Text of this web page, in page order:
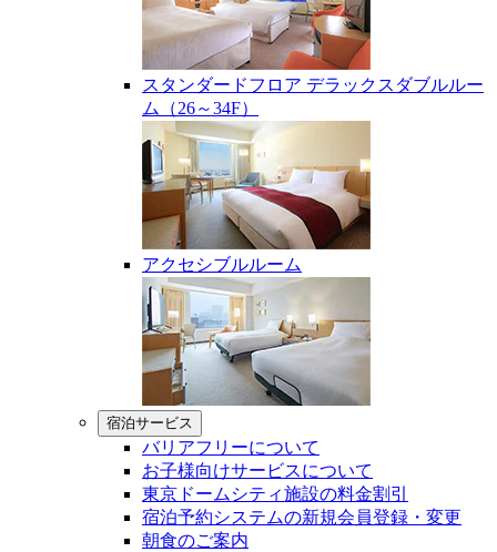
スタンダードフロア デラックスダブルルー
ム（26～34F）
アクセシブルルーム
宿泊サービス
バリアフリーについて
お子様向けサービスについて
東京ドームシティ施設の料金割引
宿泊予約システムの新規会員登録・変更
朝食のご案内